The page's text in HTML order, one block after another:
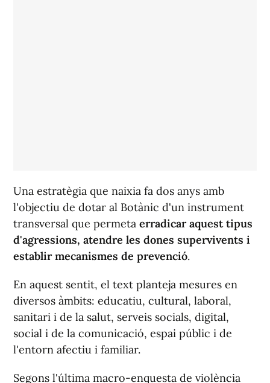
Una estratègia que naixia fa dos anys amb
l'objectiu de dotar al Botànic d'un instrument
transversal que permeta erradicar aquest tipus
d'agressions, atendre les dones supervivents i
establir mecanismes de prevenció.
En aquest sentit, el text planteja mesures en
diversos àmbits: educatiu, cultural, laboral,
sanitari i de la salut, serveis socials, digital,
social i de la comunicació, espai públic i de
l'entorn afectiu i familiar.
Segons l'última macro-enquesta de violència